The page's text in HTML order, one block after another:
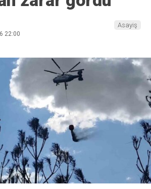
22:00
Asayiş